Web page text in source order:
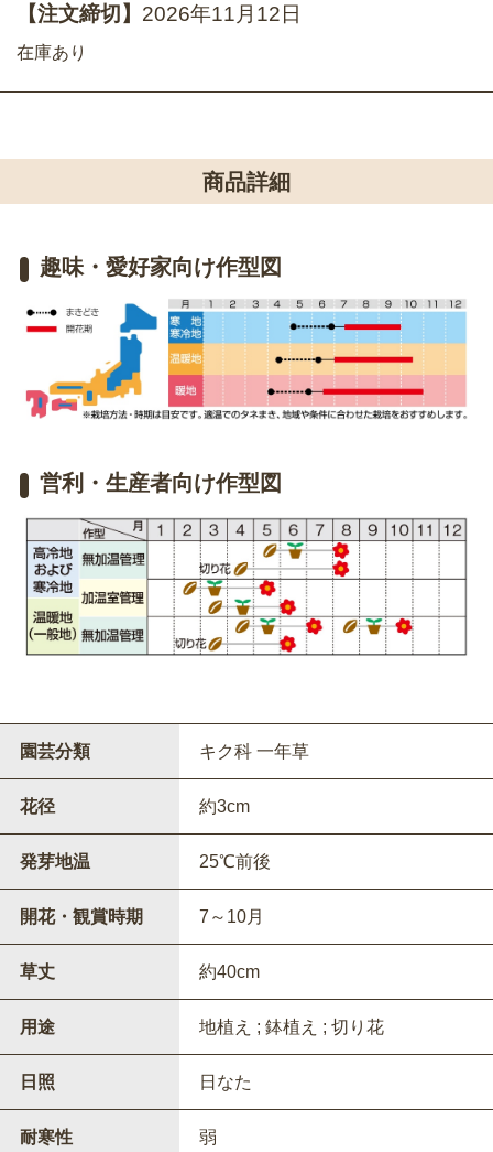
【注文締切】 2026年11月12日
在庫あり
商品詳細
趣味・愛好家向け作型図
営利・生産者向け作型図
園芸分類 キク科 一年草
花径 約3cm
発芽地温 25℃前後
開花・観賞時期 7～10月
草丈 約40cm
用途 地植え ; 鉢植え ; 切り花
日照 日なた
耐寒性 弱